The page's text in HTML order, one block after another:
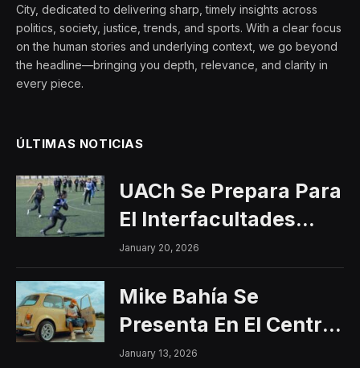
City, dedicated to delivering sharp, timely insights across
politics, society, justice, trends, and sports. With a clear focus
on the human stories and underlying context, we go beyond
the headline—bringing you depth, relevance, and clarity in
every piece.
ÚLTIMAS NOTICIAS
UACh Se Prepara Para
El Interfacultades
2026
January 20, 2026
Mike Bahía Se
Presenta En El Centro
Histórico Con Un
January 13, 2026